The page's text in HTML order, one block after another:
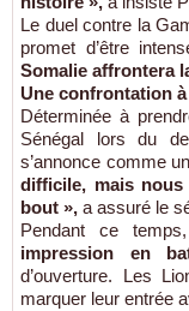
Le duel contre la
promet d’être
Somalie affrontera
Une confrontation
Déterminée à
Sénégal lors du
s’annonce comme
difficile, mais nous
bout », a assuré le
Pendant ce
impression en
d’ouverture. Les
marquer leur entrée